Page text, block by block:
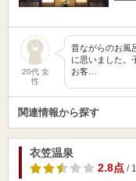
20代 女
性
昔ながらのお風
に思いました。
お客…
関連情報から探す
衣笠温泉
2.8点/